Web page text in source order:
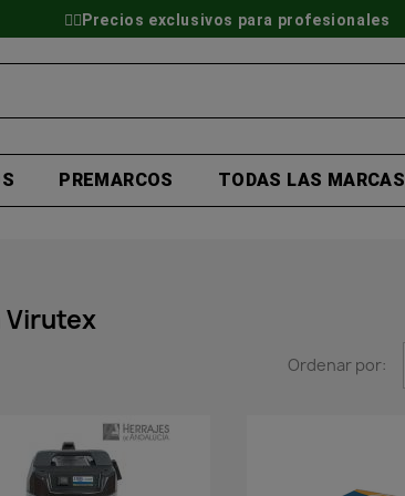
👷‍♂️Precios exclusivos para profesionales
PREMARCOS TODAS LAS MARCAS
Virutex
Ordenar por: